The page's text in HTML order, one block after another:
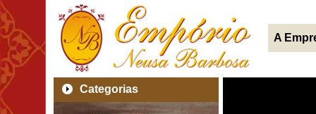
A
Categorias